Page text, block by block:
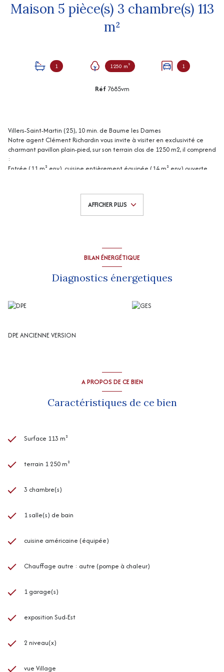
Maison 5 pièce(s) 3 chambre(s) 113
m²
1 1250 m² 1
Réf 7685vm
Villers-Saint-Martin (25), 10 min. de Baume les Dames
Notre agent Clément Richardin vous invite à visiter en exclusivité ce
charmant pavillon plain-pied, sur son terrain clos de 1250 m2, il comprend
:
Entrée (11 m² env), cuisine entièrement équipée (14 m² env) ouverte
Dépendance annexe : maisonnette en pierre de 17 m
AFFICHER PLUS
BILAN ÉNERGÉTIQUE
Diagnostics énergetiques
DPE ANCIENNE VERSION
A PROPOS DE CE BIEN
Caractéristiques de ce bien
Surface 113 m²
terrain 1 250 m²
3 chambre(s)
1 salle(s) de bain
cuisine américaine (équipée)
Chauffage autre : autre (pompe à chaleur)
1 garage(s)
exposition Sud-Est
2 niveau(x)
vue Village